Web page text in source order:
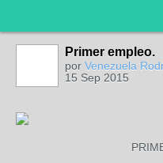
Primer empleo.
por Venezuela
15 Sep 2015